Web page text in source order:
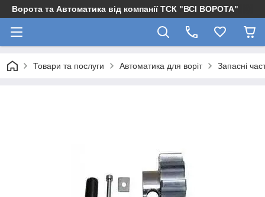
Ворота та Автоматика від компанії ТСК "ВСІ ВОРОТА"
Товари та послуги Автоматика для воріт Запасні